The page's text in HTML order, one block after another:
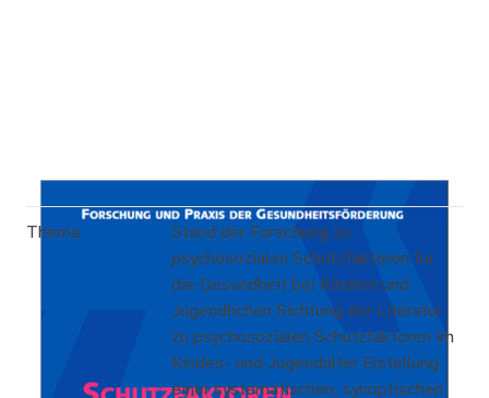
Thema
Stand der Forschung zu
psychosozialen Schutzfaktoren für
die Gesundheit bei Kindern und
Jugendlichen Sichtung der Literatur
zu psychosozialen Schutzfaktoren im
Kindes- und Jugendalter Erstellung
einer systematischen, synoptischen